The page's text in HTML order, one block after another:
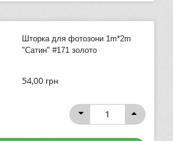
Шторка для фотозони 1m*2m
"Сатин" #171 золото
54,00 грн